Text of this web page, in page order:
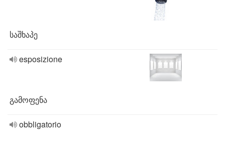
საშხაპე
esposizione
გამოფენა
obbligatorio